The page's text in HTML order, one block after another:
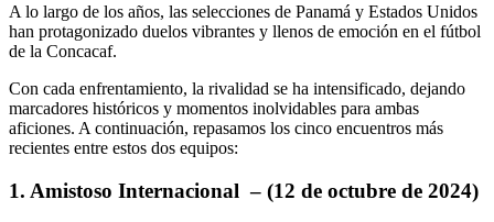
A lo largo de los años, las selecciones de Panamá y Estados Unidos
han protagonizado duelos vibrantes y llenos de emoción en el fútbol
de la Concacaf.
Con cada enfrentamiento, la rivalidad se ha intensificado, dejando
marcadores históricos y momentos inolvidables para ambas
aficiones. A continuación, repasamos los cinco encuentros más
recientes entre estos dos equipos:
1. Amistoso Internacional – (12 de octubre de 2024)